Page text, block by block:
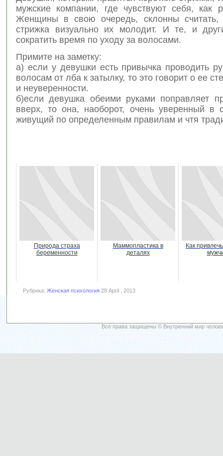
мужские компании, где чувствуют себя,
Женщины в свою очередь, склонны считать,
стрижка визуально их молодит. И те, и
сократить время по уходу за волосами.
Примите на заметку:
а) если у девушки есть привычка проводить
волосам от лба к затылку, то это говорит о ее
и неуверенности.
б)если девушка обеими руками поправляет
вверх, то она, наоборот, очень уверенный в
живущий по определенным правилам и чтя
Природа страха
беременности
Маммопластика в
деталях
Как
Рубрика: Женская психология 28 April , 2013
Все права защищены © Внутренний мир